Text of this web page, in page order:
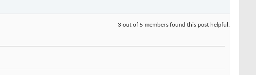
3 out of 5 members found this post helpful.